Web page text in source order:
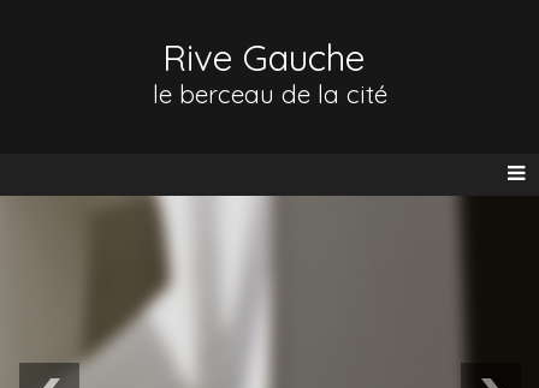
Rive Gauche
le berceau de la cité